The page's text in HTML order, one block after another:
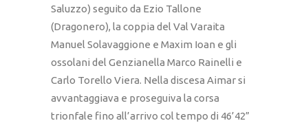
Saluzzo) seguito da Ezio Tallone
(Dragonero), la coppia del Val Varaita
Manuel Solavaggione e Maxim Ioan e gli
ossolani del Genzianella Marco Rainelli e
Carlo Torello Viera. Nella discesa Aimar si
avvantaggiava e proseguiva la corsa
trionfale fino all’arrivo col tempo di 46’42”